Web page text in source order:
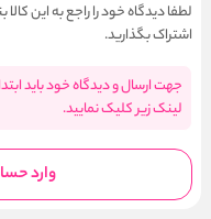
لطفا دیدگاه خود را راجع به این کالا
اشتراک بگذارید.
جهت ارسال و دیدگاه خود باید
لینک زیر کلیک نمایید.
وارد